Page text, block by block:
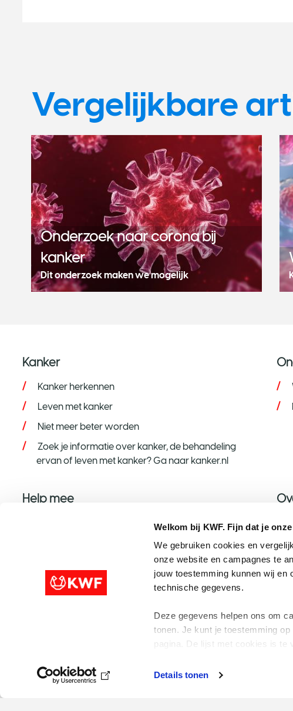
Welkom bij KWF. Fijn dat je
We gebruiken cookies en
onze website en campagnes te
jouw toestemming kunnen wij en
technische gegevens.
Deze gegevens helpen ons om
tonen. Je kunt je toestemming
pagina. De lijst met cookies is te
Details tonen
Vergelijkbare
Onderzoek naar corona bij
kanker
Dit onderzoek maken we mogelijk
Kanker
Kanker herkennen
Leven met kanker
Niet meer beter worden
Zoek je informatie over kanker, de behandeling
ervan of leven met kanker? Ga naar kanker.nl
Help mee
Steun met een grote gift
Disclaimer